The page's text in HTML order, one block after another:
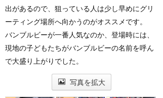
出があるので、狙っている人は少し早めにグリ
ーティング場所へ向かうのがオススメです。
バンブルビーが一番人気なのか、登場時には、
現地の子どもたちがバンブルビーの名前を呼ん
で大盛り上がりでした。
写真を拡大